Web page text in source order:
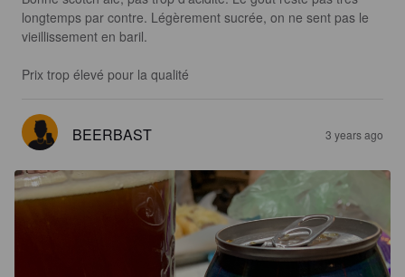
longtemps par contre. Légèrement sucrée, on ne sent pas le
vieillissement en baril.
Prix trop élevé pour la qualité
BEERBAST 3 years ago